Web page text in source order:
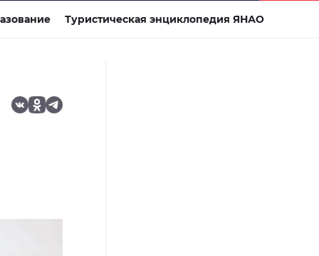
Туристическая энциклопедия ЯНАО